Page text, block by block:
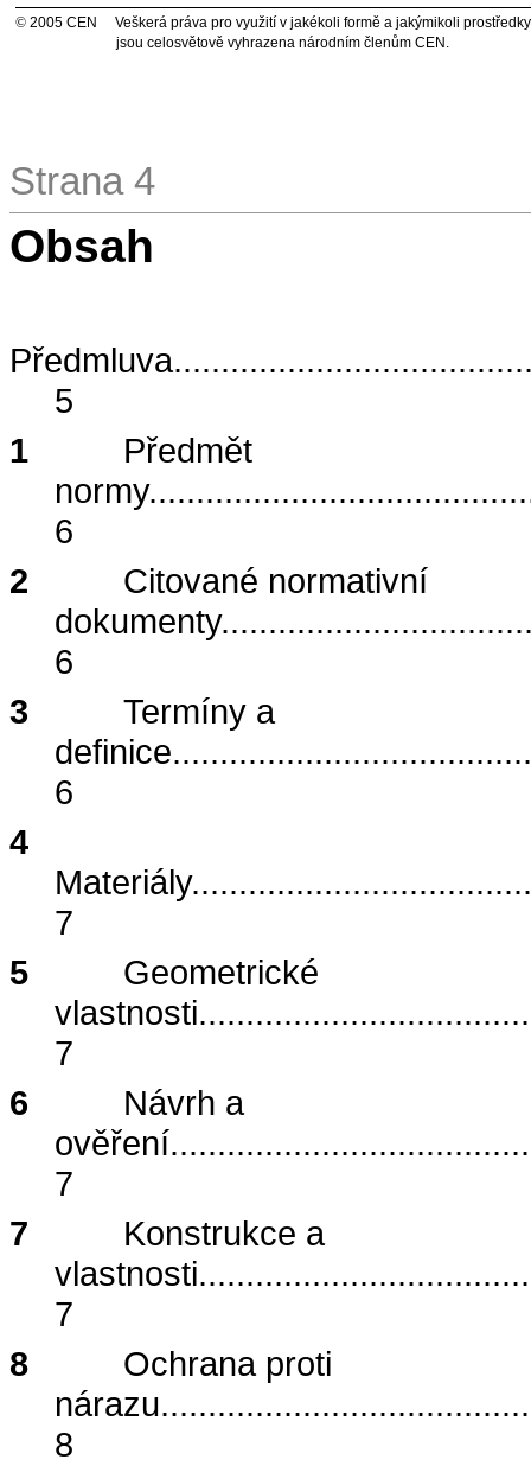
©2005 CEN
Veškerá práva pro využití v jakékoli formě a jakýmikoli prostředky
jsou celosvětově vyhrazena národním členům CEN.
Strana 4
Obsah
Předmluva
5
1
Předmět
normy
6
2
Citované normativní
dokumenty
6
3
Termíny a
definice
6
4
Materiály
7
5
Geometrické
vlastnosti
7
6
Návrh a
ověření
7
7
Konstrukce a
vlastnosti
7
8
Ochrana proti
nárazu
8